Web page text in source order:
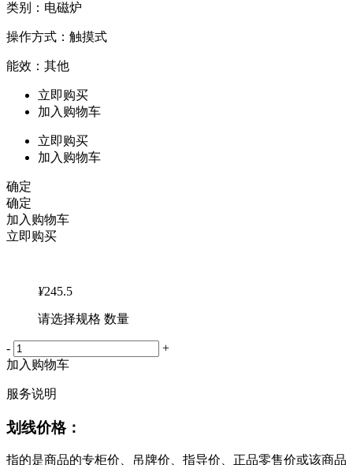
类别：电磁炉
操作方式：触摸式
能效：其他
立即购买
加入购物车
立即购买
加入购物车
确定
确定
加入购物车
立即购买
¥245.5
请选择规格 数量
-
+
加入购物车
服务说明
划线价格：
指的是商品的专柜价、吊牌价、指导价、正品零售价或该商品